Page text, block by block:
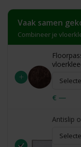
Vaak samen
Combineer je
+
€ —
Antislip